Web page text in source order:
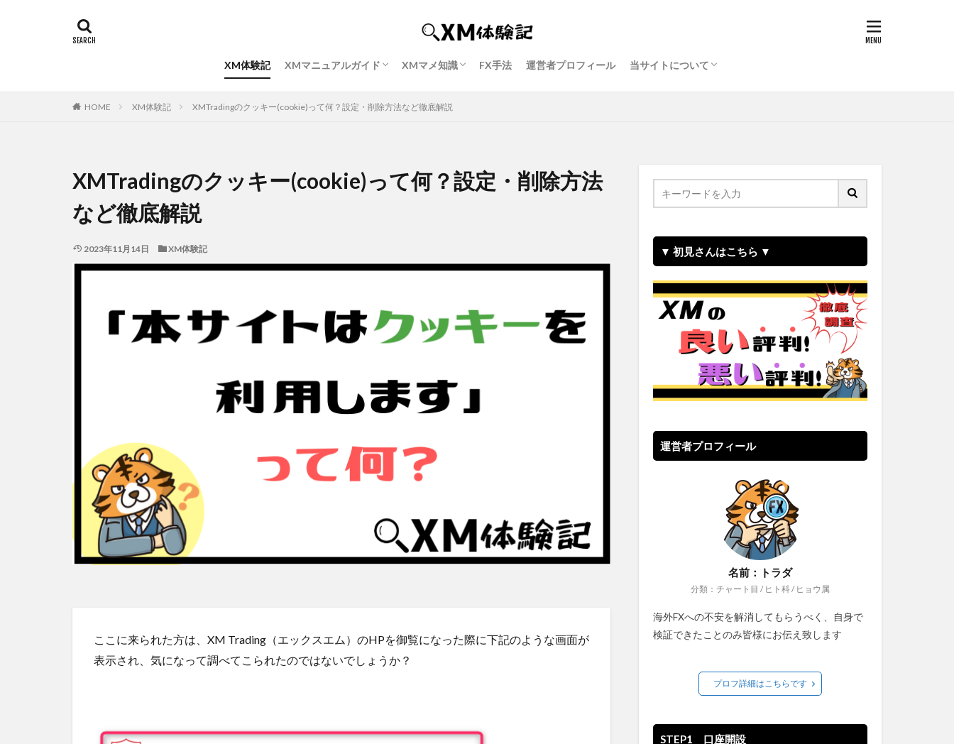
XM体験記 XMマニュアルガイド
STEP１ 口座開設
STEP２ 口座有効化
STEP３ ボーナス獲得
STEP４ MT4 or MT5ダウンロード
STEP５ 入金方法
STEP６ 追加口座開設
STEP7 出金方法
XMマメ知識
XMの使い方＆始め方
XMウェビナー完全ガイド
口座凍結の解除方法
出金拒否トラブル事例
確定申告の準備～申請方法
FX手法 運営者プロフィール 当サイトについて
お問合せ
HOME XM体験記 XMTradingのクッキー(cookie)って何？設定・削除方法など徹底解説
XMTradingのクッキー(cookie)って何？設定・削除方法
など徹底解説
2023年11月14日 XM体験記
ここに来られた方は、XM Trading（エックスエム）のHPを御覧になった際に下記のような画面が
表示され、気になって調べてこられたのではないでしょうか？
▼ 初見さんはこちら ▼
運営者プロフィール
名前：トラダ
分類：チャート目 / ヒト科 / ヒョウ属
海外FXへの不安を解消してもらうべく、自身で
検証できたことのみ皆様にお伝え致します
プロフ詳細はこちらです
STEP1 口座開設